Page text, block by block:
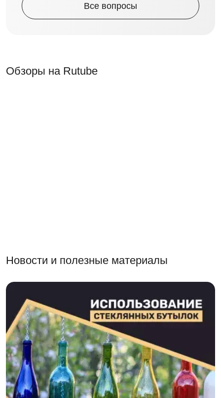
Все вопросы
Обзоры на Rutube
Новости и полезные материалы